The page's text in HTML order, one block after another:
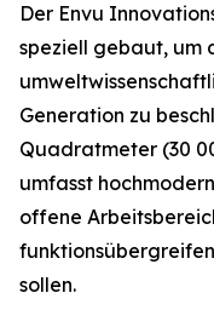
Der Envu
speziell gebaut, um
Generation zu
Quadratmeter (30
umfasst
offene
sollen.